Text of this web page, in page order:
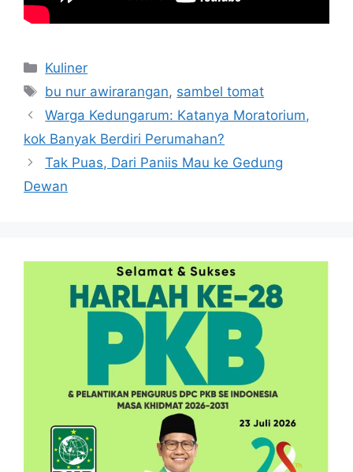
Kategori
Kuliner
Tag
bu nur awirarangan, sambel tomat
Warga Kedungarum: Katanya Moratorium,
kok Banyak Berdiri Perumahan?
Tak Puas, Dari Paniis Mau ke Gedung
Dewan